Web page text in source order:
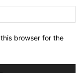
browser for the